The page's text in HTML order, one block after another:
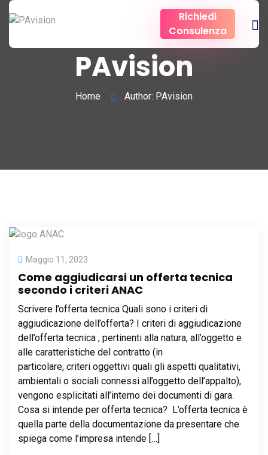
Richiedi
Consulenza
PAvision
Home Author: PAvision
Maggio 11, 2023
Come aggiudicarsi un offerta tecnica
secondo i criteri ANAC
Scrivere l’offerta tecnica Quali sono i criteri di
aggiudicazione dell’offerta? I criteri di aggiudicazione
dell’offerta tecnica , pertinenti alla natura, all’oggetto e
alle caratteristiche del contratto (in
particolare, criteri oggettivi quali gli aspetti qualitativi,
ambientali o sociali connessi all’oggetto dell’appalto),
vengono esplicitati all’interno dei documenti di gara.
Cosa si intende per offerta tecnica? L’offerta tecnica è
quella parte della documentazione da presentare che
spiega come l’impresa intende […]